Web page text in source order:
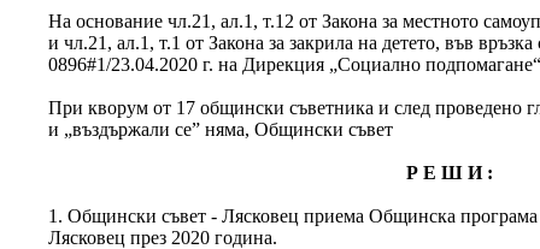
На основание чл.21, ал.1, т.12 от Закона за местното
и чл.21, ал.1, т.1 от Закона за закрила на детето, във
0896#1/23.04.2020 г. на Дирекция „Социално
При кворум от 17 общински съветника и след проведено
и „въздържали се” няма, Общински съвет
Р Е Ш И :
1. Общински съвет - Лясковец приема Общинска програма
Лясковец през 2020 година.